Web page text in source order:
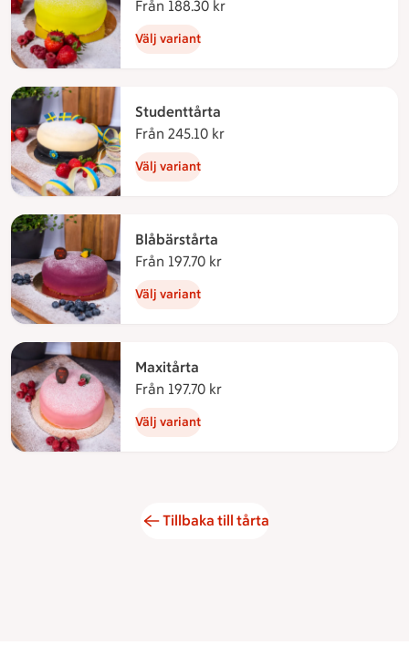
Från 188.30 kr
Välj variant
Studenttårta
Från 245.10 kr
Välj variant
Blåbärstårta
Från 197.70 kr
Välj variant
Maxitårta
Från 197.70 kr
Välj variant
Tillbaka till tårta